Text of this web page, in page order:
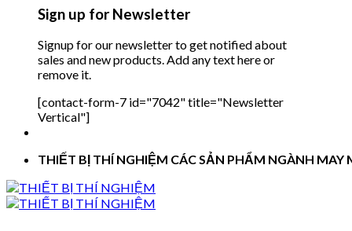
Sign up for Newsletter
Signup for our newsletter to get notified about
sales and new products. Add any text here or
remove it.
[contact-form-7 id="7042" title="Newsletter
Vertical"]
THIẾT BỊ THÍ NGHIỆM CÁC SẢN PHẨM NGÀNH MAY